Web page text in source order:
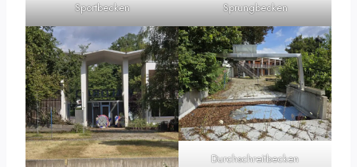
Sportbecken Sprungbecken
Durchschreitbecken